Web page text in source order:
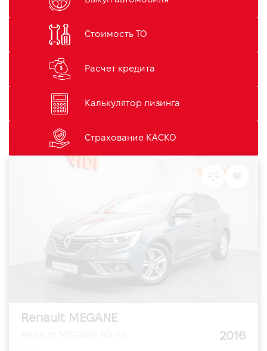
Стоимость ТО
Расчет кредита
Калькулятор лизинга
Страхование КАСКО
Renault MEGANE
2016